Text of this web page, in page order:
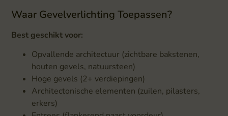
Waar Gevelverlichting Toepassen?
Best geschikt voor:
Opvallende architectuur (zichtbare bakstenen,
houten gevels, natuursteen)
Hoge gevels (2+ verdiepingen)
Architectonische elementen (zuilen, pilasters,
erkers)